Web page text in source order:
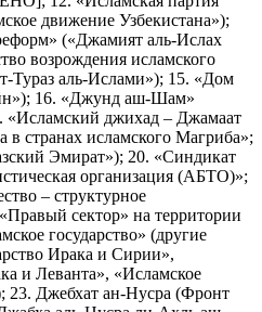
движение Узбекистана»);
(«Джамият аль-Ислах
возрождения исламского
Тураз аль-Ислами»); 15. «Дом
16. «Джунд аш-Шам»
джихад – Джамаат
странах исламского Магриба»;
Эмират»); 20. «Синдикат
организация (АБТО)»;
– структурное
сектор» на территории
государство» (другие
Ирака и Сирии»,
и Леванта», «Исламское
23. Джебхат ан-Нусра (Фронт